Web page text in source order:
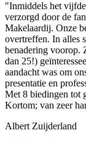
"Inmiddels het
verzorgd door de
Makelaardij. Onze
overtreffen. In alles
benadering voorop.
dan 25!)
aandacht was om
presentatie en
Met 8 biedingen tot
Kortom; van zeer
Albert Zuijderland